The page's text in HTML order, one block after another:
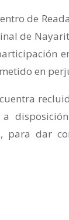
de
de
en
para dar